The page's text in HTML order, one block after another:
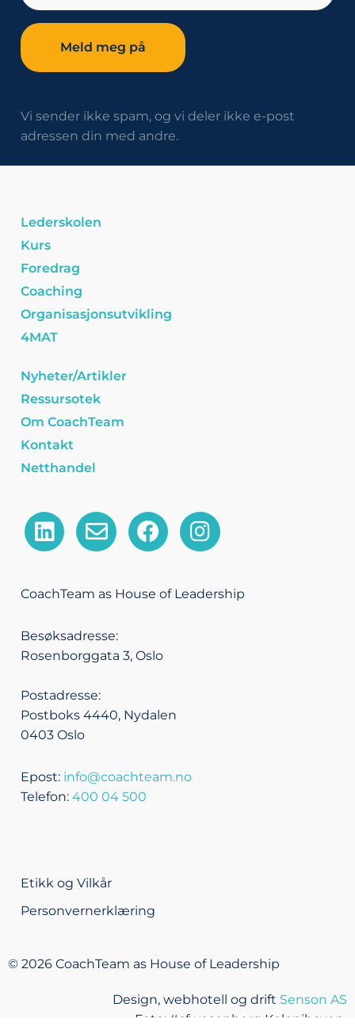
Vi sender ikke spam, og vi deler ikke e-post
adressen din med andre.
Lederskolen
Kurs
Foredrag
Coaching
Organisasjonsutvikling
4MAT
Nyheter/Artikler
Ressursotek
Om CoachTeam
Kontakt
Netthandel
L
i
k
d
i
E
n
e
o
p
F
a
e
o
I
n
t
CoachTeam as House of Leadership
Besøksadresse:
Rosenborggata 3, Oslo
Postadresse:
Postboks 4440, Nydalen
0403 Oslo
Epost: info@coachteam.no
Telefon: 400 04 500
Etikk og Vilkår
Personvernerklæring
© 2026 CoachTeam as House of Leadership
Design, webhotell og drift Senson AS
Foto: #cfwesenberg Kolonihaven